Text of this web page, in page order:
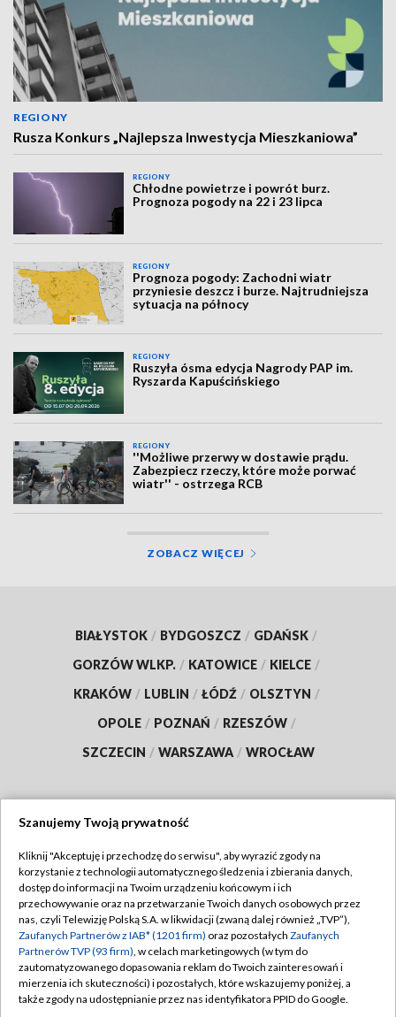
REGIONY
Rusza Konkurs „Najlepsza Inwestycja Mieszkaniowa”
REGIONY
Chłodne powietrze i powrót burz.
Prognoza pogody na 22 i 23 lipca
REGIONY
Prognoza pogody: Zachodni wiatr
przyniesie deszcz i burze. Najtrudniejsza
sytuacja na północy
REGIONY
Ruszyła ósma edycja Nagrody PAP im.
Ryszarda Kapuścińskiego
REGIONY
''Możliwe przerwy w dostawie prądu.
Zabezpiecz rzeczy, które może porwać
wiatr'' - ostrzega RCB
ZOBACZ WIĘCEJ
BIAŁYSTOK / BYDGOSZCZ / GDAŃSK /
GORZÓW WLKP. / KATOWICE / KIELCE /
KRAKÓW / LUBLIN / ŁÓDŹ / OLSZTYN /
OPOLE / POZNAŃ / RZESZÓW /
SZCZECIN / WARSZAWA / WROCŁAW
TVP
Abonament TVP
Emisja w TVP
Centrum informacji TVP
Naziemna Telewizja Cyfrowa
Regulamin TVP
Polityka prywatności
Moje zgody
Pomoc
Szanujemy Twoją prywatność
Kliknij "Akceptuję i przechodzę do serwisu", aby wyrazić zgody na
korzystanie z technologii automatycznego śledzenia i zbierania danych,
dostęp do informacji na Twoim urządzeniu końcowym i ich
przechowywanie oraz na przetwarzanie Twoich danych osobowych przez
nas, czyli Telewizję Polską S.A. w likwidacji (zwaną dalej również „TVP”),
Zaufanych Partnerów z IAB* (1201 firm) oraz pozostałych Zaufanych
Partnerów TVP (93 firm), w celach marketingowych (w tym do
zautomatyzowanego dopasowania reklam do Twoich zainteresowań i
mierzenia ich skuteczności) i pozostałych, które wskazujemy poniżej, a
także zgody na udostępnianie przez nas identyfikatora PPID do Google.